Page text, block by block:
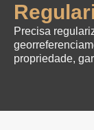
Precisa
propriedade,